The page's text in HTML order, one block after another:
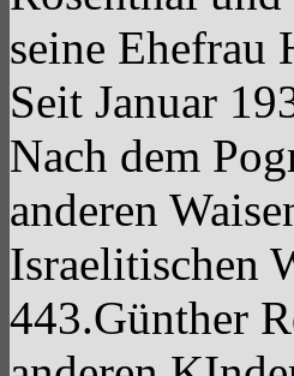
seine Ehefrau
Seit Januar
Nach dem
anderen
Israelitischen
443.Günther